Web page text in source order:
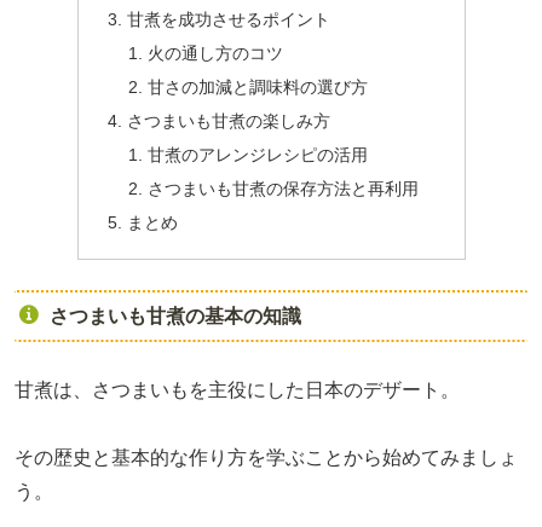
甘煮を成功させるポイント
火の通し方のコツ
甘さの加減と調味料の選び方
さつまいも甘煮の楽しみ方
甘煮のアレンジレシピの活用
さつまいも甘煮の保存方法と再利用
まとめ
さつまいも甘煮の基本の知識
甘煮は、さつまいもを主役にした日本のデザート。
その歴史と基本的な作り方を学ぶことから始めてみましょ
う。